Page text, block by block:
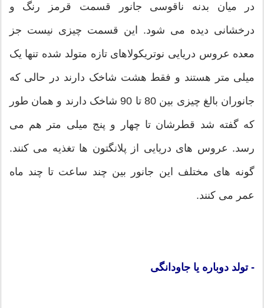
در میان بدنه ناقوسی جانور قسمت قرمز رنگ و
درخشانی دیده می شود. این قسمت چیزی نیست جز
معده عروس دریایی نوتریکولاهای تازه متولد شده تنها یک
میلی متر هستند و فقط هشت شاخک دارند در حالی که
جانوران بالغ چیزی بین 80 تا 90 شاخک دارند و همان طور
که گفته شد قطرشان تا چهار و پنج میلی متر هم می
رسد. عروس های دریایی از پلانگتون ها تغذیه می کنند.
گونه های مختلف این جانور بین چند ساعت تا چند ماه
عمر می کنند.
- تولد دوباره یا جاودانگی